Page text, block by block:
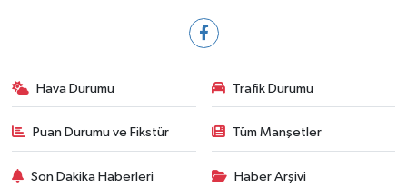
Hava Durumu Trafik Durumu
Puan Durumu ve Fikstür Tüm Manşetler
Son Dakika Haberleri Haber Arşivi